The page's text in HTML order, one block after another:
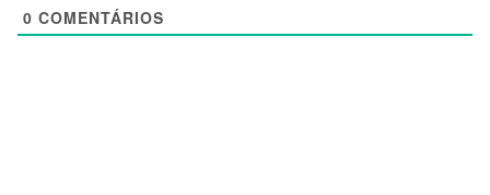
0 COMENTÁRIOS